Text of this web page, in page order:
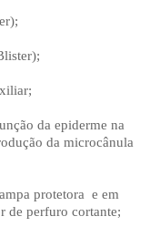
da epiderme na
da microcânula
protetora e em
de perfuro cortante;